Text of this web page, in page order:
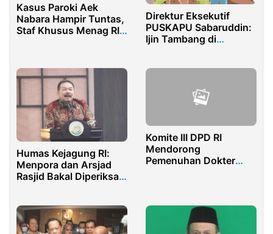
Kasus Paroki Aek
Nabara Hampir Tuntas,
Staf Khusus Menag RI
Direktur Eksekutif
PUSKAPU Sabaruddin:
Ijin Tambang di
Maladministrasi
Humas Kejagung RI:
Menpora dan Arsjad
Rasjid Bakal Diperiksa
Komite III DPD RI
Mendorong
Pemenuhan Dokter